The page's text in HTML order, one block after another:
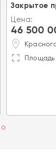
Закрытое
Цена:
46 500
Площадь